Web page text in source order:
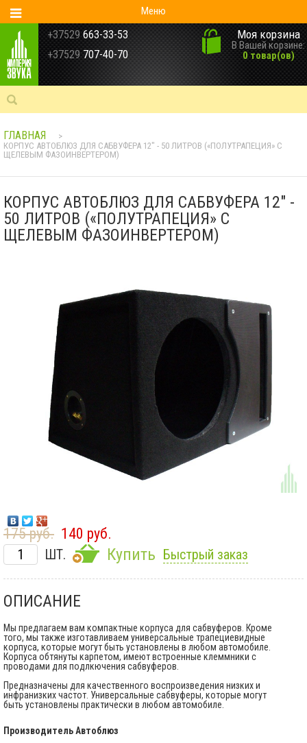
Меню
+37529 663-33-53
+37529 707-40-70
Моя корзина
В Вашей корзине:
0 товар(ов)
ГЛАВНАЯ
>
КОРПУС АВТОБЛЮЗ ДЛЯ САБВУФЕРА 12" - 50 ЛИТРОВ («ПОЛУТРАПЕЦИЯ» С
ЩЕЛЕВЫМ ФАЗОИНВЕРТЕРОМ)
КОРПУС АВТОБЛЮЗ ДЛЯ САБВУФЕРА 12" -
50 ЛИТРОВ («ПОЛУТРАПЕЦИЯ» С
ЩЕЛЕВЫМ ФАЗОИНВЕРТЕРОМ)
175 руб. 140 руб.
ШТ. Купить Быстрый заказ
ОПИСАНИЕ
Мы предлагаем вам компактные корпуса для сабвуферов. Кроме
того, мы также изготавливаем универсальные трапециевидные
корпуса, которые могут быть установлены в любом автомобиле.
Корпуса обтянуты карпетом, имеют встроенные клеммники с
проводами для подлкючения сабвуферов.
Предназначены для качественного воспроизведения низких и
инфранизких частот. Универсальные сабвуферы, которые могут
быть установлены практически в любом автомобиле.
ПроизводительАвтоблюз